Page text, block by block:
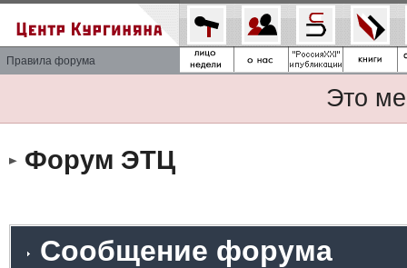
Правила форума
Это
Форум ЭТЦ
Сообщение форума